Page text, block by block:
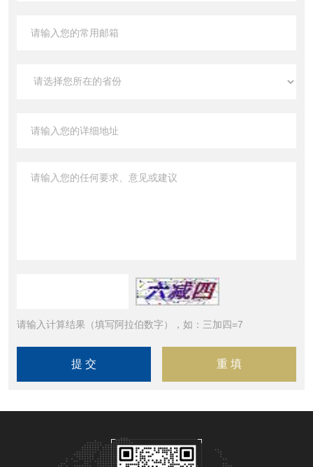
请输入计算结果（填写阿拉伯数字），如：三加四=7